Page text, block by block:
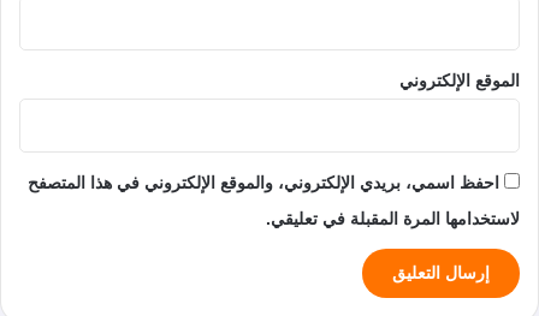
الموقع الإلكتروني
احفظ اسمي، بريدي الإلكتروني، والموقع الإلكتروني في هذا المتصفح
لاستخدامها المرة المقبلة في تعليقي.